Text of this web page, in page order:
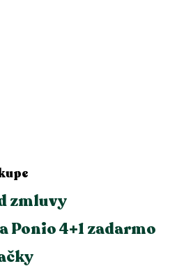
zmluvy
Ponio 4+1 zadarmo